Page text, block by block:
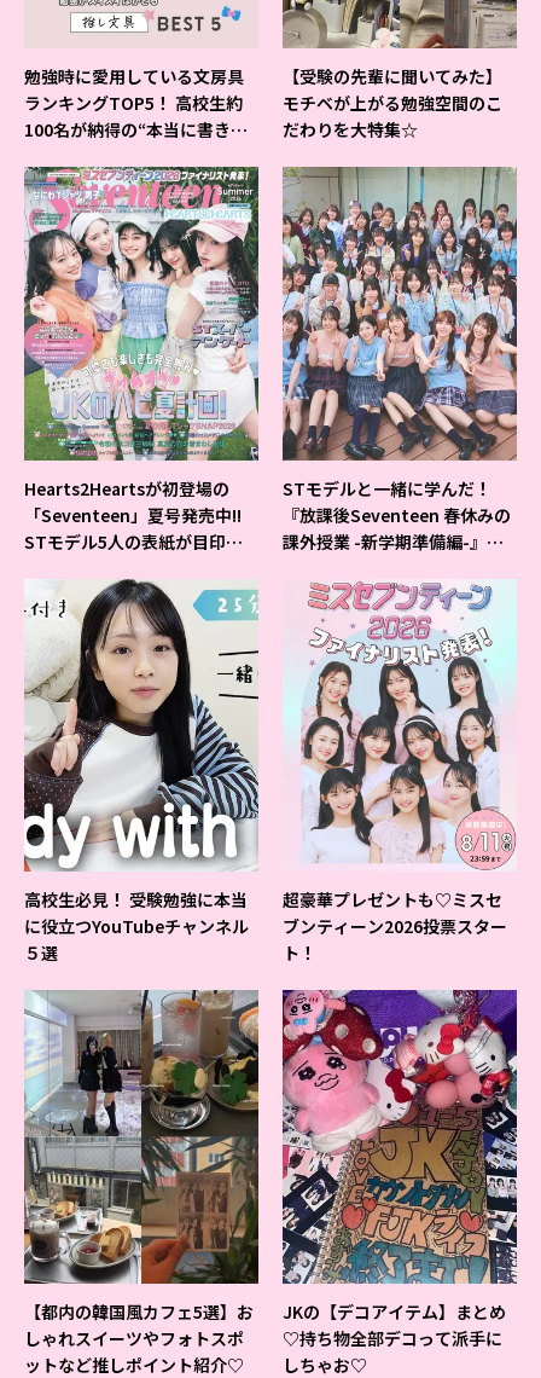
勉強時に愛用している文房具
ランキングTOP5！ 高校生約
100名が納得の“本当に書きや
【受験の先輩に聞いてみた】
モチベが上がる勉強空間のこ
だわりを大特集☆
Hearts2Heartsが初登場の
「Seventeen」夏号発売中!!
STモデル5人の表紙が目印だ
STモデルと一緒に学んだ！
『放課後Seventeen 春休みの
課外授業 -新学期準備編-』イ
高校生必見！ 受験勉強に本当
に役立つYouTubeチャンネル
５選
超豪華プレゼントも♡ミスセ
ブンティーン2026投票スター
ト！
【都内の韓国風カフェ5選】お
しゃれスイーツやフォトスポ
ットなど推しポイント紹介♡
JKの【デコアイテム】まとめ
♡持ち物全部デコって派手に
しちゃお♡